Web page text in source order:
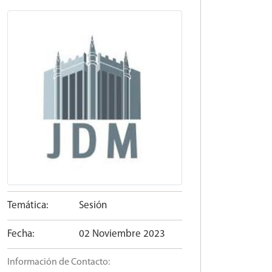
Temática: Sesión
Fecha: 02 Noviembre 2023
Información de Contacto: